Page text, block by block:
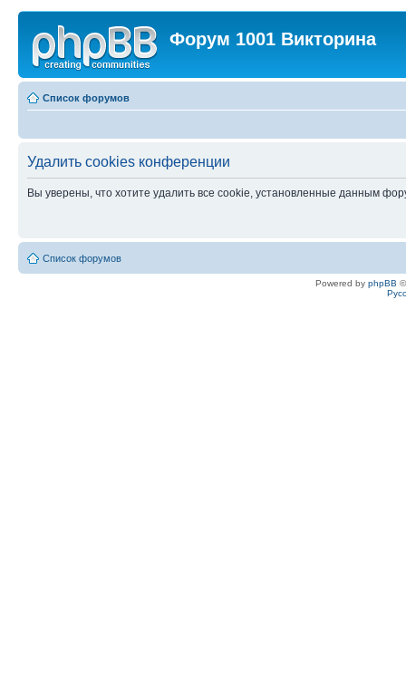
Форум 1001 Викторина
Список форумов
Удалить cookies конференции
Вы уверены, что хотите удалить все cookie, установленные данным
Список форумов
Powered by phpBB